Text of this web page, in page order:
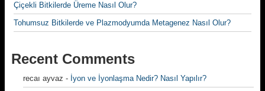
Çiçekli Bitkilerde Üreme Nasıl Olur?
Tohumsuz Bitkilerde ve Plazmodyumda Metagenez Nasıl Olur?
Recent Comments
recaı ayvaz - İyon ve İyonlaşma Nedir? Nasıl Yapılır?